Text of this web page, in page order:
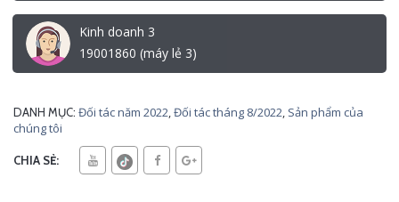
Kinh doanh 3
19001860 (máy lẻ 3)
DANH MỤC: Đối tác năm 2022,Đối tác tháng 8/2022, Sản phẩm của
chúng tôi
CHIA SẺ: